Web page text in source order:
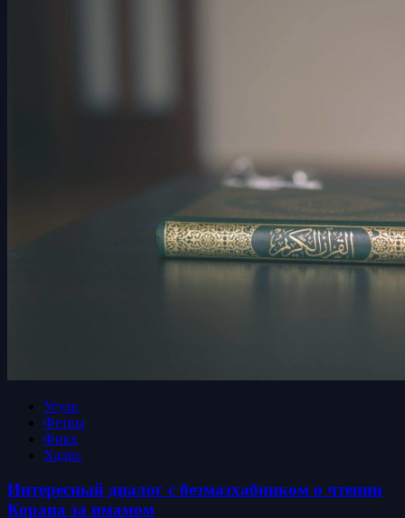
Усуль
Фетвы
Фикх
Хадис
Интересный диалог с безмазхабником о чтении
Корана за имамом